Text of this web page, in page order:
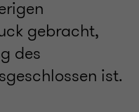
gebracht,
des
ist.